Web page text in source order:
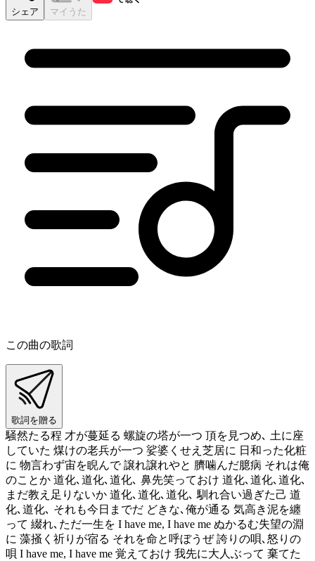
シェア マイうた
この曲の歌詞
歌詞を贈る
騒然たる程 才が蔓延る 螺旋の塔が一つ 頂を見つめ､ 土に座
していた 煤けの老兵が一つ 娑婆くせえ芝居に 日和った化粧
に 物言わず宙を睨んで 譲れ譲れやと 臍噛んだ臆病 それは俺
のことか 道化､道化､道化､ 鼻先笑っておけ 道化､道化､道化､
まだ教え足りないか 道化､道化､道化､ 馴れ合い過ぎた己 道
化､道化､ それも今日までだ どきな､俺が通る 気高き泥を纏
って 綴れ､ただ一生を I have me, I have me ぬかるむ失望の淵
に 藻掻く祈りが宿る それを命と呼ぼうぜ 誇りの唄､怒りの
唄 I have me, I have me 覚えておけ 我先に大人ぶって 棄てた